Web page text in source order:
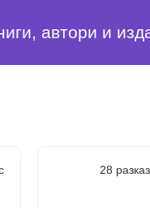
автори и
28